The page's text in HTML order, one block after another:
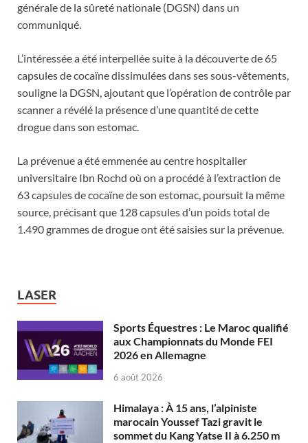
générale de la sûreté nationale (DGSN) dans un
communiqué.
L’intéressée a été interpellée suite à la découverte de 65
capsules de cocaïne dissimulées dans ses sous-vêtements,
souligne la DGSN, ajoutant que l’opération de contrôle par
scanner a révélé la présence d’une quantité de cette
drogue dans son estomac.
La prévenue a été emmenée au centre hospitalier
universitaire Ibn Rochd où on a procédé à l’extraction de
63 capsules de cocaïne de son estomac, poursuit la même
source, précisant que 128 capsules d’un poids total de
1.490 grammes de drogue ont été saisies sur la prévenue.
LASER
Sports Équestres : Le Maroc qualifié
aux Championnats du Monde FEI
2026 en Allemagne
6 août 2026
Himalaya : À 15 ans, l’alpiniste
marocain Youssef Tazi gravit le
sommet du Kang Yatse II à 6.250 m